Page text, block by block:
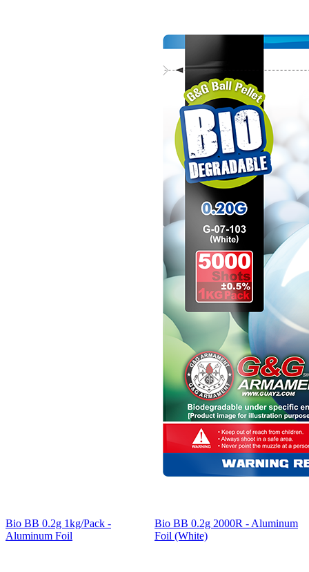
Bio BB 0.2g 1kg/Pack -
Aluminum Foil
Bio BB 0.2g 2000R - Aluminum
Foil (White)